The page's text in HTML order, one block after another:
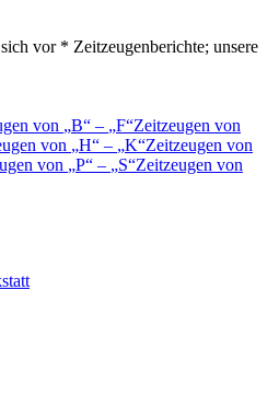
vor * Zeitzeugenberichte; unsere
von B – F Zeitzeugen von
von H – K Zeitzeugen von
von P – S Zeitzeugen von